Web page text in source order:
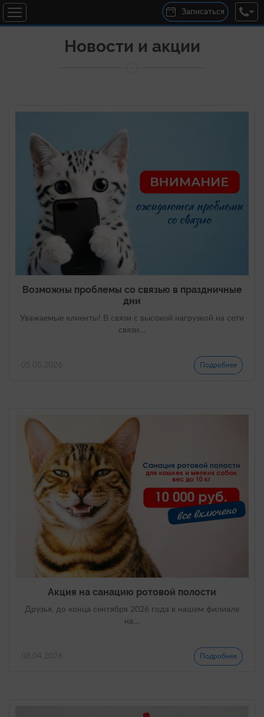
Записаться
Новости и акции
Возможны проблемы со связью в праздничные
дни
Уважаемые клиенты! В связи с высокой нагрузкой на сети
связи…
Подробнее
Акция на санацию ротовой полости
Друзья, до конца сентября 2026 года в нашем филиале
на…
Подробнее